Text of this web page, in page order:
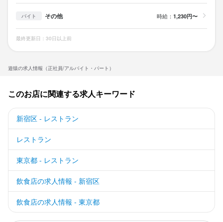
遊猿の求人情報（正社員/アルバイト・パート）
バイト その他 時給： 1,230円〜
最終更新日：30日以上前
このお店に関連する求人キーワード
新宿区 - レストラン
レストラン
東京都 - レストラン
飲食店の求人情報 - 新宿区
飲食店の求人情報 - 東京都